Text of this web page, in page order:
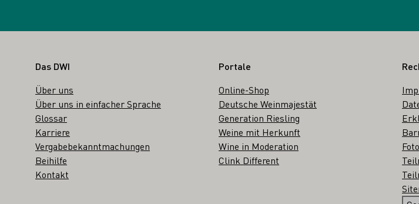
Fußbereich
Das DWI
Über uns
Über uns in einfacher Sprache
Glossar
Karriere
Vergabebekanntmachungen
Beihilfe
Kontakt
Portale
Online-Shop
Deutsche Weinmajestät
Generation Riesling
Weine mit Herkunft
Wine in Moderation
Clink Different